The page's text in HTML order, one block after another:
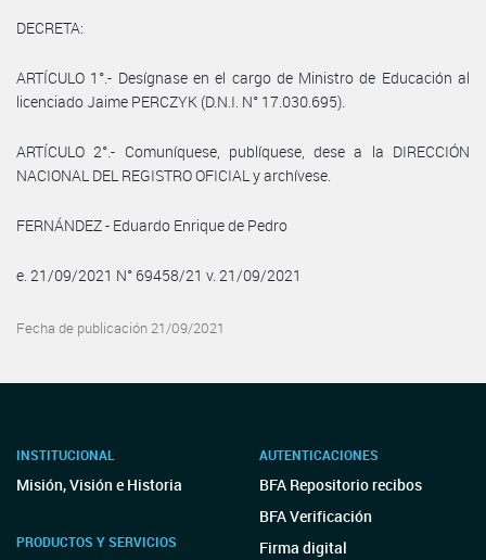
DECRETA:
ARTÍCULO 1°.- Desígnase en el cargo de Ministro de Educación al
licenciado Jaime PERCZYK (D.N.I. N° 17.030.695).
ARTÍCULO 2°.- Comuníquese, publíquese, dese a la DIRECCIÓN
NACIONAL DEL REGISTRO OFICIAL y archívese.
FERNÁNDEZ - Eduardo Enrique de Pedro
e. 21/09/2021 N° 69458/21 v. 21/09/2021
Fecha de publicación 21/09/2021
INSTITUCIONAL
Misión, Visión e Historia
PRODUCTOS Y SERVICIOS
AUTENTICACIONES
BFA Repositorio recibos
BFA Verificación
Firma digital